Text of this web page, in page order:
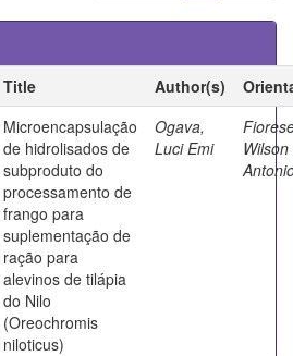
Title Author(s)
Microencapsulação
de hidrolisados de
subproduto do
processamento de
frango para
suplementação de
ração para
alevinos de tilápia
do Nilo
(Oreochromis
niloticus)
Ogava,
Luci Emi
Wilson